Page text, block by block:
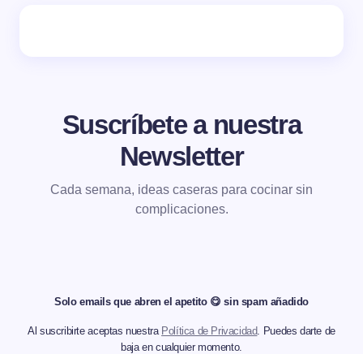
Suscríbete a nuestra
Newsletter
Cada semana, ideas caseras para cocinar sin
complicaciones.
Solo emails que abren el apetito 😋 sin spam añadido
Al suscribirte aceptas nuestra Política de Privacidad. Puedes darte de
baja en cualquier momento.